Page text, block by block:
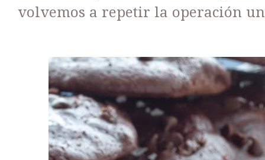
volvemos a repetir la operación